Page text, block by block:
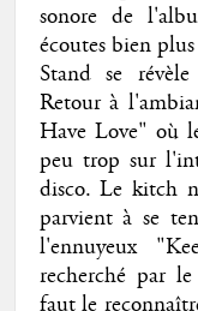
sonore de
écoutes bien
Stand se
Retour à
Have Love" où
peu trop sur
disco. Le kitch
parvient à se
l'ennuyeux
recherché par
faut le